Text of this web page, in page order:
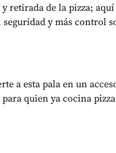
retirada de la pizza;
y más control
a esta pala en un
quien ya cocina